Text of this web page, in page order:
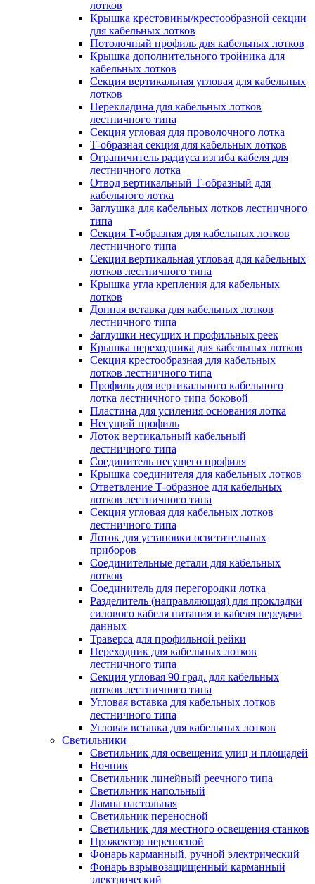
лотков
Крышка крестовины/крестообразной секции
для кабельных лотков
Потолочный профиль для кабельных лотков
Крышка дополнительного тройника для
кабельных лотков
Секция вертикальная угловая для кабельных
лотков
Перекладина для кабельных лотков
лестничного типа
Секция угловая для проволочного лотка
Т-образная секция для кабельных лотков
Ограничитель радиуса изгиба кабеля для
лестничного лотка
Отвод вертикальный Т-образный для
кабельного лотка
Заглушка для кабельных лотков лестничного
типа
Секция Т-образная для кабельных лотков
лестничного типа
Секция вертикальная угловая для кабельных
лотков лестничного типа
Крышка угла крепления для кабельных
лотков
Донная вставка для кабельных лотков
лестничного типа
Заглушки несущих и профильных реек
Крышка переходника для кабельных лотков
Секция крестообразная для кабельных
лотков лестничного типа
Профиль для вертикального кабельного
лотка лестничного типа боковой
Пластина для усиления основания лотка
Несущий профиль
Лоток вертикальный кабельный
лестничного типа
Соединитель несущего профиля
Крышка соединителя для кабельных лотков
Ответвление Т-образное для кабельных
лотков лестничного типа
Секция угловая для кабельных лотков
лестничного типа
Лоток для установки осветительных
приборов
Соединительные детали для кабельных
лотков
Соединитель для перегородки лотка
Разделитель (направляющая) для прокладки
силового кабеля питания и кабеля передачи
данных
Траверса для профильной рейки
Переходник для кабельных лотков
лестничного типа
Секция угловая 90 град. для кабельных
лотков лестничного типа
Угловая вставка для кабельных лотков
лестничного типа
Угловая вставка для кабельных лотков
Светильники
Светильник для освещения улиц и площадей
Ночник
Светильник линейный реечного типа
Светильник напольный
Лампа настольная
Светильник переносной
Светильник для местного освещения станков
Прожектор переносной
Фонарь карманный, ручной электрический
Фонарь взрывозащищенный карманный
электрический